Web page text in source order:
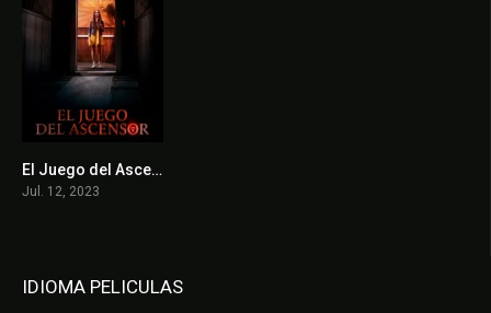
4.2El Juego del Ascensor
Jul. 12, 2023
IDIOMA PELICULAS